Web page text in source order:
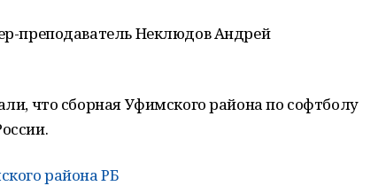
преподаватель Неклюдов Андрей
что сборная Уфимского района по софтболу
района РБ